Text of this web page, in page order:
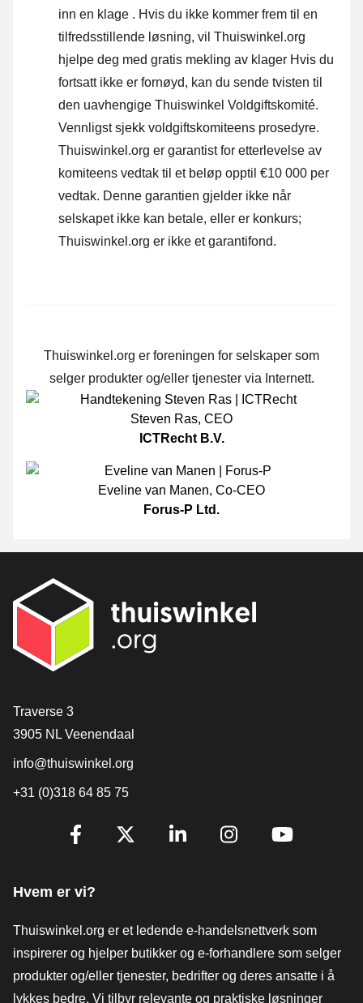
inn en klage . Hvis du ikke kommer frem til en
tilfredsstillende løsning, vil Thuiswinkel.org
hjelpe deg med gratis mekling av klager Hvis du
fortsatt ikke er fornøyd, kan du sende tvisten til
den uavhengige Thuiswinkel Voldgiftskomité.
Vennligst sjekk voldgiftskomiteens prosedyre.
Thuiswinkel.org er garantist for etterlevelse av
komiteens vedtak til et beløp opptil €10 000 per
vedtak. Denne garantien gjelder ikke når
selskapet ikke kan betale, eller er konkurs;
Thuiswinkel.org er ikke et garantifond.
Thuiswinkel.org er foreningen for selskaper som
selger produkter og/eller tjenester via Internett.
Steven Ras, CEO
ICTRecht B.V.
Eveline van Manen, Co-CEO
Forus-P Ltd.
[_General:Contact]
Traverse 3
3905 NL Veenendaal
info@thuiswinkel.org
+31 (0)318 64 85 75
[_General:SocialMediaTitle]
Hvem er vi?
Thuiswinkel.org er et ledende e-handelsnettverk som
inspirerer og hjelper butikker og e-forhandlere som selger
produkter og/eller tjenester, bedrifter og deres ansatte i å
lykkes bedre. Vi tilbyr relevante og praktiske løsninger